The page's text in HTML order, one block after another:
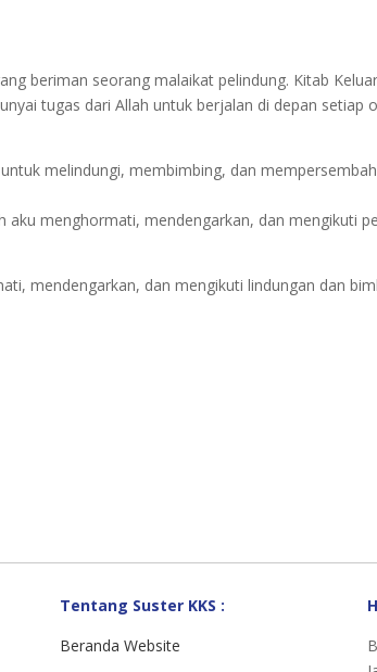
beriman seorang malaikat pelindung. Kitab
tugas dari Allah untuk berjalan di depan setiap
melindungi, membimbing, dan
menghormati, mendengarkan, dan mengikuti
mendengarkan, dan mengikuti lindungan dan
Tentang Suster KKS :
Beranda Website